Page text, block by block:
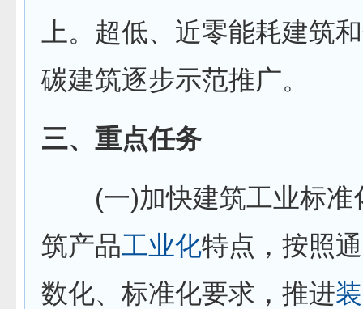
上。超低、近零能耗建筑
碳建筑逐步示范推广。
三、重点任务
(一)加快建筑工业标准
筑产品工业化特点，按照
数化、标准化要求，推进